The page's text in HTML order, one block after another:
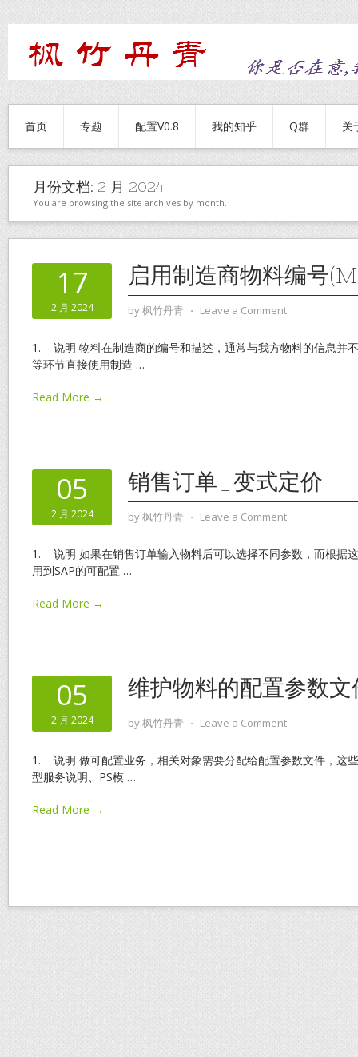
首页 专题 配置V0.8 我的知乎 Q群 关
月份文档: 2 月 2024
You are browsing the site archives by month.
17
2 月 2024
启用制造商物料编号
by枫竹丹青 ⋅ Leave a Comment
1. 说明 物料在制造商的编号和描述，通常与我方物料的信息并
等环节直接使用制造 …
Read More →
05
2 月 2024
销售订单_变式定价
by枫竹丹青 ⋅ Leave a Comment
1. 说明 如果在销售订单输入物料后可以选择不同参数，而根据
用到SAP的可配置 …
Read More →
05
2 月 2024
维护物料的配置参数文
by枫竹丹青 ⋅ Leave a Comment
1. 说明 做可配置业务，相关对象需要分配给配置参数文件，这
型服务说明、PS模 …
Read More →